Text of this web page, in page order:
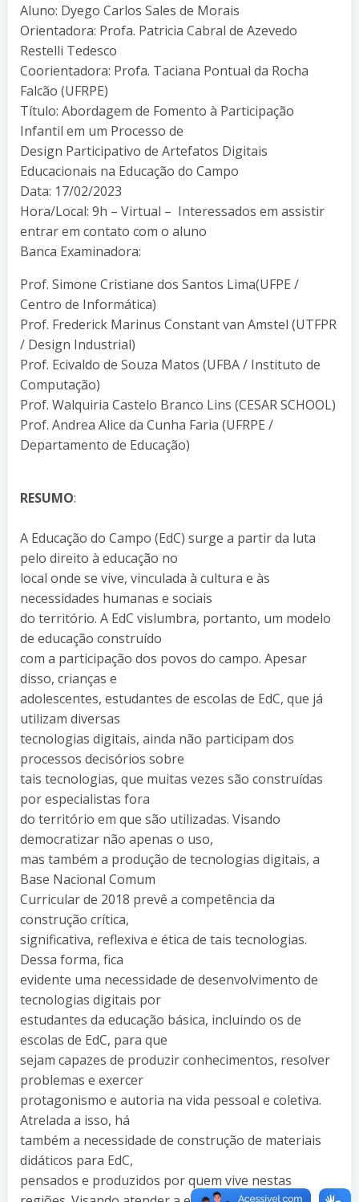
Aluno: Dyego Carlos Sales de Morais
Orientadora: Profa. Patricia Cabral de Azevedo
Restelli Tedesco
Coorientadora: Profa. Taciana Pontual da Rocha
Falcão (UFRPE)
Título: Abordagem de Fomento à Participação
Infantil em um Processo de
Design Participativo de Artefatos Digitais
Educacionais na Educação do Campo
Data: 17/02/2023
Hora/Local: 9h – Virtual – Interessados em assistir
entrar em contato com o aluno
Banca Examinadora:
Prof. Simone Cristiane dos Santos Lima(UFPE /
Centro de Informática)
Prof. Frederick Marinus Constant van Amstel (UTFPR
/ Design Industrial)
Prof. Ecivaldo de Souza Matos (UFBA / Instituto de
Computação)
Prof. Walquiria Castelo Branco Lins (CESAR SCHOOL)
Prof. Andrea Alice da Cunha Faria (UFRPE /
Departamento de Educação)
RESUMO:
A Educação do Campo (EdC) surge a partir da luta
pelo direito à educação no
local onde se vive, vinculada à cultura e às
necessidades humanas e sociais
do território. A EdC vislumbra, portanto, um modelo
de educação construído
com a participação dos povos do campo. Apesar
disso, crianças e
adolescentes, estudantes de escolas de EdC, que já
utilizam diversas
tecnologias digitais, ainda não participam dos
processos decisórios sobre
tais tecnologias, que muitas vezes são construídas
por especialistas fora
do território em que são utilizadas. Visando
democratizar não apenas o uso,
mas também a produção de tecnologias digitais, a
Base Nacional Comum
Curricular de 2018 prevê a competência da
construção crítica,
significativa, reflexiva e ética de tais tecnologias.
Dessa forma, fica
evidente uma necessidade de desenvolvimento de
tecnologias digitais por
estudantes da educação básica, incluindo os de
escolas de EdC, para que
sejam capazes de produzir conhecimentos, resolver
problemas e exercer
protagonismo e autoria na vida pessoal e coletiva.
Atrelada a isso, há
também a necessidade de construção de materiais
didáticos para EdC,
pensados e produzidos por quem vive nestas